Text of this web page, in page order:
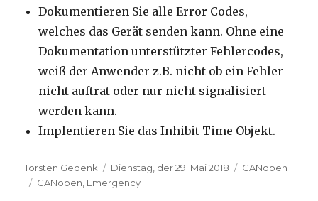
Dokumentieren Sie alle Error Codes,
welches das Gerät senden kann. Ohne eine
Dokumentation unterstützter Fehlercodes,
weiß der Anwender z.B. nicht ob ein Fehler
nicht auftrat oder nur nicht signalisiert
werden kann.
Implentieren Sie das Inhibit Time Objekt.
Autor
Torsten Gedenk
Veröffentlicht
am
Dienstag, der 29. Mai 2018 Kategorien
CANopen
Schlagwörter
CANopen, Emergency